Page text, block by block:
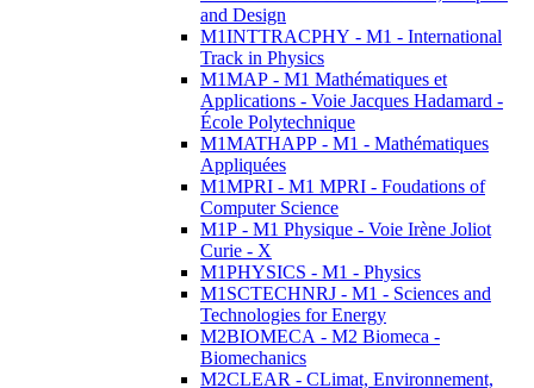
and Design
M1INTTRACPHY - M1 - International
Track in Physics
M1MAP - M1 Mathématiques et
Applications - Voie Jacques Hadamard -
École Polytechnique
M1MATHAPP - M1 - Mathématiques
Appliquées
M1MPRI - M1 MPRI - Foudations of
Computer Science
M1P - M1 Physique - Voie Irène Joliot
Curie - X
M1PHYSICS - M1 - Physics
M1SCTECHNRJ - M1 - Sciences and
Technologies for Energy
M2BIOMECA - M2 Biomeca -
Biomechanics
M2CLEAR - CLimat, Environnement,